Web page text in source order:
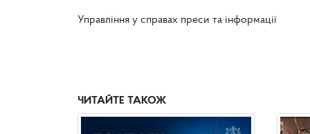
Управління у справах преси та інформації
ЧИТАЙТЕ ТАКОЖ